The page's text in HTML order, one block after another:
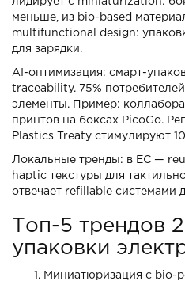
меньше, из bio-based
multifunctional design:
для зарядки.
AI-оптимизация: смарт-
traceability. 75%
элементы. Пример:
принтов на боксах PicoGo.
Plastics Treaty стимулируют
Локальные тренды: в ЕС —
haptic текстуры для
отвечает refillable системами
Топ-5 трендов
упаковки
Миниатюризация с bio-